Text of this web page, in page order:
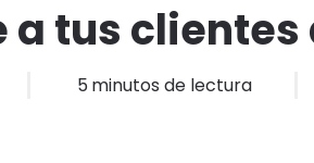
a tus clientes
5 minutos de lectura